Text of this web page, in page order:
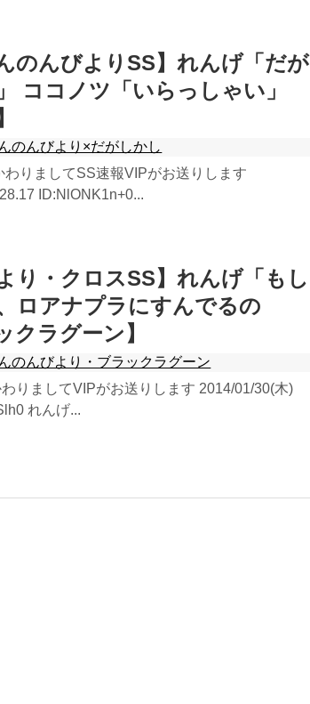
のんびよりSS】れんげ「だが
ココノツ「いらっしゃい」
のんびより×だがしかし
わりましてSS速報VIPがお送りします
ID:NlONK1n+0...
り・クロスSS】れんげ「もし
ロアナプラにすんでるの
クラグーン】
のんびより・ブラックラグーン
りましてVIPがお送りします 2014/01/30(木)
れんげ...